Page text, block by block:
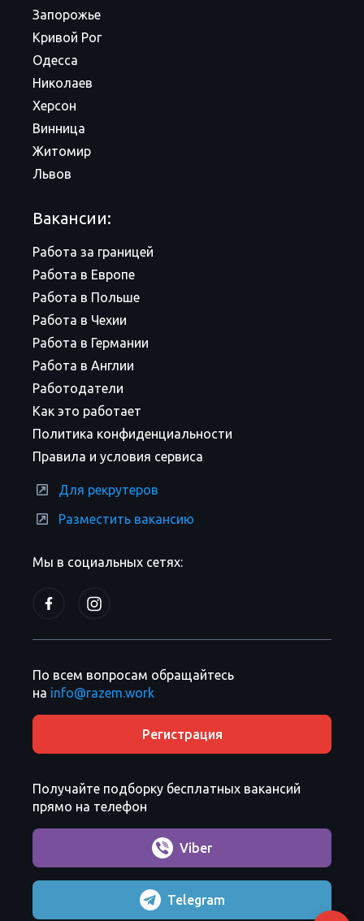
Мы в социальных сетях:
Запорожье
Кривой Рог
Одесса
Николаев
Херсон
Винница
Житомир
Львов
Вакансии:
Работа за границей
Работа в Европе
Работа в Польше
Работа в Чехии
Работа в Германии
Работа в Англии
Работодатели
Как это работает
Политика конфиденциальности
Правила и условия сервиса
Для рекрутеров
Разместить вакансию
По всем вопросам обращайтесь
на info@razem.work
Регистрация
Получайте подборку бесплатных вакансий
прямо на телефон
Viber
Telegram